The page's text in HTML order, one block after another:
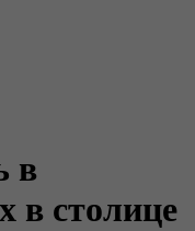
в
в столице